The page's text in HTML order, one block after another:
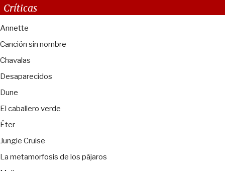
Críticas
Annette
Canción sin nombre
Chavalas
Desaparecidos
Dune
El caballero verde
Éter
Jungle Cruise
La metamorfosis de los pájaros